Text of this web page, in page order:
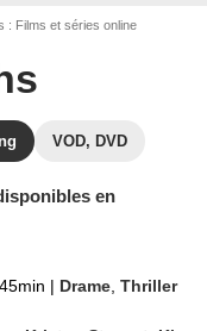
: Films et séries online
VOD, DVD
en
| Drame ,Thriller